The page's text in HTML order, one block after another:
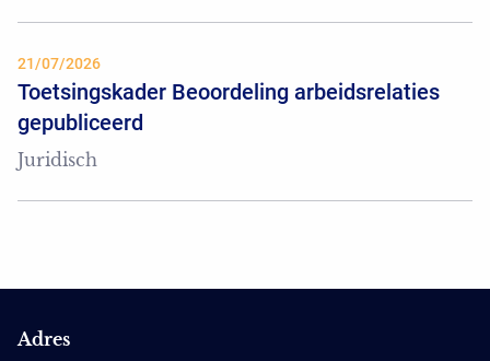
21/07/2026
Toetsingskader Beoordeling arbeidsrelaties
gepubliceerd
Juridisch
Adres